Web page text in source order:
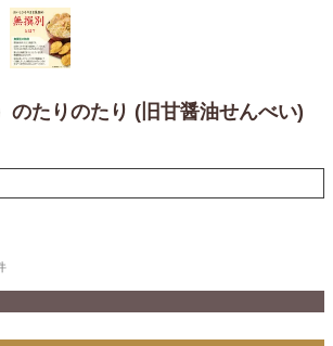
のたりのたり (旧甘醤油せんべい)